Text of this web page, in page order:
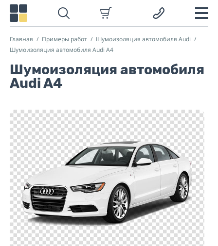
Главная Примеры работ
Шумоизоляция автомобиля Audi
Шумоизоляция автомобиля Audi A4
Шумоизоляция автомобиля
Audi A4